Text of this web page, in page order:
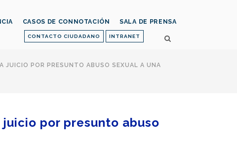
CONTACTO CIUDADANO INTRANET
CASOS DE CONNOTACIÓN SALA DE PRENSA
JUICIO POR PRESUNTO ABUSO SEXUAL A UNA
por presunto abuso